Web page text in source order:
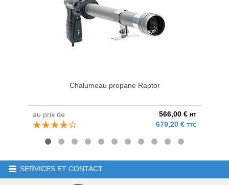
Chalumeau propane Raptor
au prix de 566,00 € HT
679,20 € TTC
SERVICES ET CONTACT